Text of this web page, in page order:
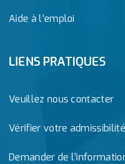
Aide à l’emploi
LIENS PRATIQUES
Veuillez nous contacter
Vérifier votre
Demander de